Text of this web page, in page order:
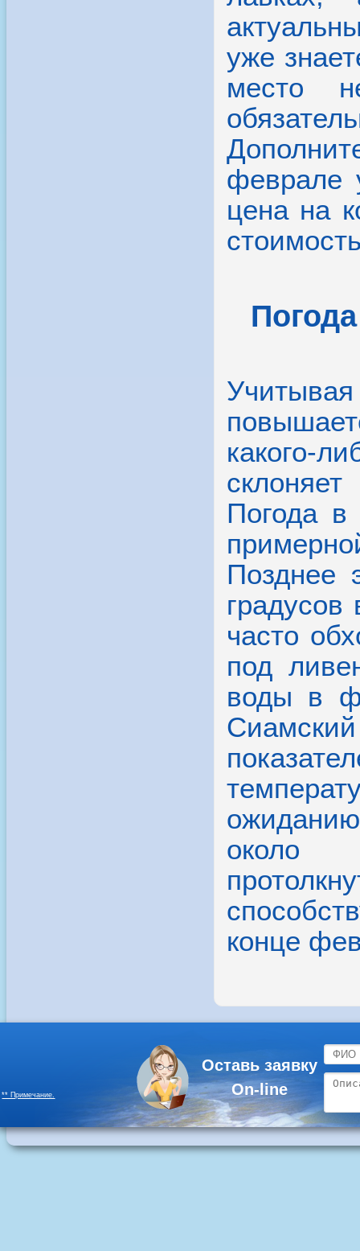
какого-
Погода в
под
воды в
около
конце
Оставь заявку
On-line